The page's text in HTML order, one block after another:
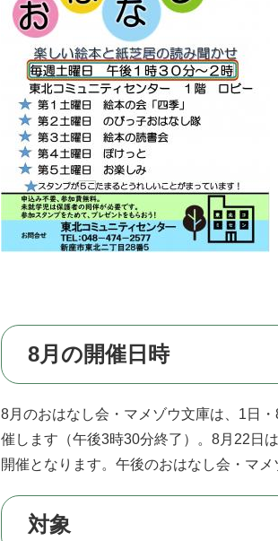
8月の開催日時
8月のおはなし会・マメゾウ文庫は、1日
催します（午後3時30分終了）。8月22日
開催となります。午後のおはなし会・マメ
対象